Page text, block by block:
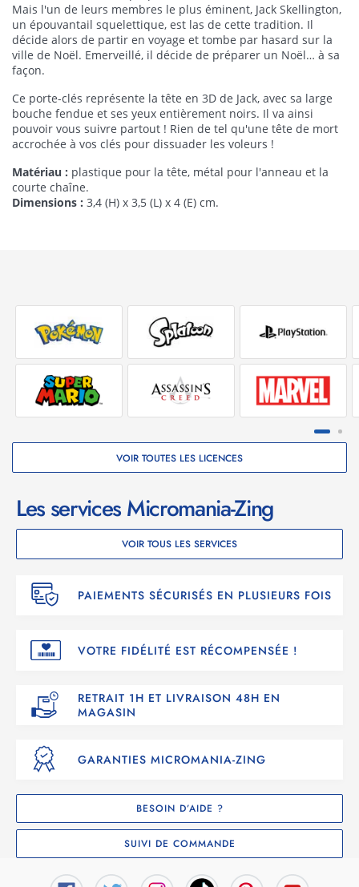
Mais l'un de leurs membres le plus éminent, Jack Skellington,
un épouvantail squelettique, est las de cette tradition. Il
décide alors de partir en voyage et tombe par hasard sur la
ville de Noël. Emerveillé, il décide de préparer un Noël… à sa
façon.
Ce porte-clés représente la tête en 3D de Jack, avec sa large
bouche fendue et ses yeux entièrement noirs. Il va ainsi
pouvoir vous suivre partout ! Rien de tel qu'une tête de mort
accrochée à vos clés pour dissuader les voleurs !
Matériau : plastique pour la tête, métal pour l'anneau et la
courte chaîne.
Dimensions : 3,4 (H) x 3,5 (L) x 4 (E) cm.
VOIR TOUTES LES LICENCES
Les services Micromania-Zing
VOIR TOUS LES SERVICES
PAIEMENTS SÉCURISÉS EN PLUSIEURS FOIS
VOTRE FIDÉLITÉ EST RÉCOMPENSÉE !
RETRAIT 1H ET LIVRAISON 48H EN
MAGASIN
GARANTIES MICROMANIA-ZING
BESOIN D’AIDE ?
SUIVI DE COMMANDE